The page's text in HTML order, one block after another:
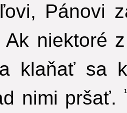
Pánovi
Ak niektoré
klaňať sa
nimi pršať.